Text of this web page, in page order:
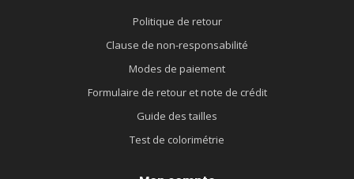
Politique de retour
Clause de non-responsabilité
Modes de paiement
Formulaire de retour et note de crédit
Guide des tailles
Test de colorimétrie